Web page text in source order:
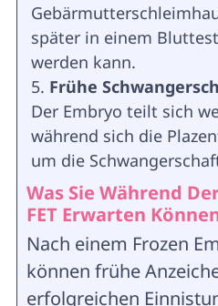
später in einem
werden kann.
Frühe
Der Embryo teilt sich
während sich die
um die
Was Sie Während
FET Erwarten
Nach einem Frozen
können frühe
erfolgreichen